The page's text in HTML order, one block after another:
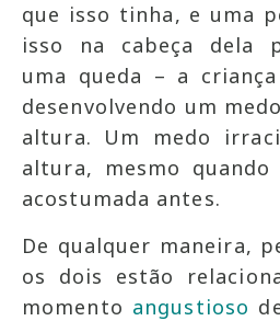
que isso tinha, e uma
isso na cabeça dela
uma queda – a
desenvolvendo um
altura. Um medo
altura, mesmo
acostumada antes.
De qualquer maneira,
os dois estão
momento angustioso